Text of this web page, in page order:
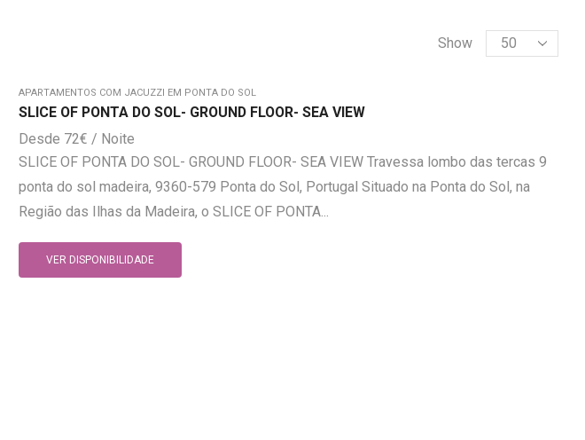
Show
APARTAMENTOS COM JACUZZI EM PONTA DO SOL
SLICE OF PONTA DO SOL- GROUND FLOOR- SEA VIEW
72€
SLICE OF PONTA DO SOL- GROUND FLOOR- SEA VIEW Travessa lombo das tercas 9
ponta do sol madeira, 9360-579 Ponta do Sol, Portugal Situado na Ponta do Sol, na
Região das Ilhas da Madeira, o SLICE OF PONTA...
VER DISPONIBILIDADE